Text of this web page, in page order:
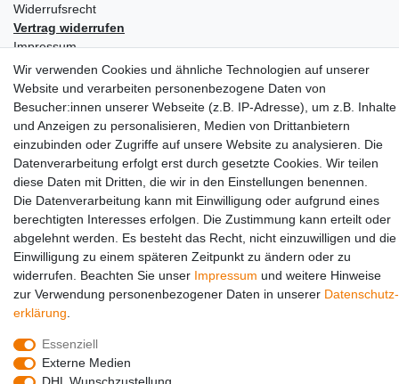
Widerrufs­recht
Vertrag widerrufen
Impressum
Daten­schutz­erklärung
AGB
Partners
Social Media
Wir verwenden Cookies und ähnliche Technologien auf unserer
Website und verarbeiten personenbezogene Daten von
Besucher:innen unserer Webseite (z.B. IP-Adresse), um z.B. Inhalte
und Anzeigen zu personalisieren, Medien von Drittanbietern
einzubinden oder Zugriffe auf unsere Website zu analysieren. Die
Datenverarbeitung erfolgt erst durch gesetzte Cookies. Wir teilen
diese Daten mit Dritten, die wir in den Einstellungen benennen.
Die Datenverarbeitung kann mit Einwilligung oder aufgrund eines
berechtigten Interesses erfolgen. Die Zustimmung kann erteilt oder
abgelehnt werden. Es besteht das Recht, nicht einzuwilligen und die
Einwilligung zu einem späteren Zeitpunkt zu ändern oder zu
widerrufen. Beachten Sie unser Impressum und weitere Hinweise
zur Verwendung personenbezogener Daten in unserer Daten­schutz­
erklärung
Essenziell
Externe Medien